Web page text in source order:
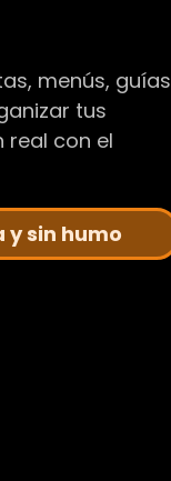
menús, guías
tus
real con el
y sin humo